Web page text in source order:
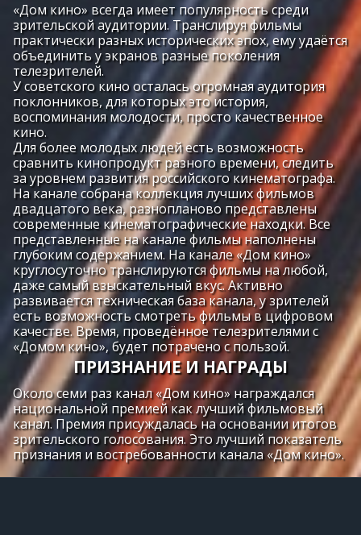
«Дом кино» всегда имеет популярность среди
зрительской аудитории. Транслируя фильмы
практически разных исторических эпох, ему удаётся
объединить у экранов разные поколения
телезрителей.
У советского кино осталась огромная аудитория
поклонников, для которых это история,
воспоминания молодости, просто качественное
кино.
Для более молодых людей есть возможность
сравнить кинопродукт разного времени, следить
за уровнем развития российского кинематографа.
На канале собрана коллекция лучших фильмов
двадцатого века, разнопланово представлены
современные кинематографические находки. Все
представленные на канале фильмы наполнены
глубоким содержанием. На канале «Дом кино»
круглосуточно транслируются фильмы на любой,
даже самый взыскательный вкус. Активно
развивается техническая база канала, у зрителей
есть возможность смотреть фильмы в цифровом
качестве. Время, проведённое телезрителями с
«Домом кино», будет потрачено с пользой.
ПРИЗНАНИЕ И НАГРАДЫ
Около семи раз канал «Дом кино» награждался
национальной премией как лучший фильмовый
канал. Премия присуждалась на основании итогов
зрительского голосования. Это лучший показатель
признания и востребованности канала «Дом кино».